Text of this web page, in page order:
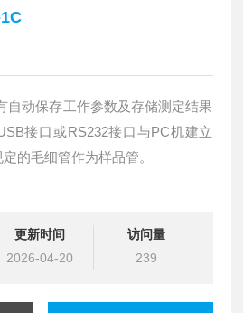
自动保存工作参数及存储测定结果
接口或RS232接口与PC机建立
的毛细管作为样品管。
更新时间
2026-04-20
访问量
239